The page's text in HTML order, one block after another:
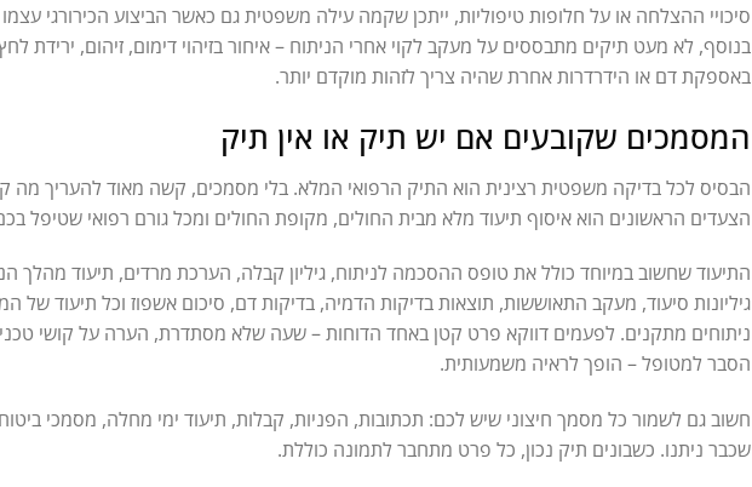
סיכויי ההצלחה או על חלופות טיפוליות, ייתכן שקמה עילה משפטית גם כאשר הביצוע הכירורגי
בנוסף, לא מעט תיקים מתבססים על מעקב לקוי אחרי הניתוח – איחור בזיהוי דימום, זיהום, ירידת
באספקת דם או הידרדרות אחרת שהיה צריך לזהות מוקדם יותר.
המסמכים שקובעים אם יש תיק או אין תיק
הבסיס לכל בדיקה משפטית רצינית הוא התיק הרפואי המלא. בלי מסמכים, קשה מאוד להעריך מה
הצעדים הראשונים הוא איסוף תיעוד מלא מבית החולים, מקופת החולים ומכל גורם רפואי שטיפל
התיעוד שחשוב במיוחד כולל את טופס ההסכמה לניתוח, גיליון קבלה, הערכת מרדים, תיעוד מהלך
גיליונות סיעוד, מעקב התאוששות, תוצאות בדיקות הדמיה, בדיקות דם, סיכום אשפוז וכל תיעוד של
ניתוחים מתקנים. לפעמים דווקא פרט קטן באחד הדוחות – שעה שלא מסתדרת, הערה על קושי
הסבר למטופל – הופך לראיה משמעותית.
חשוב גם לשמור כל מסמך חיצוני שיש לכם: תכתובות, הפניות, קבלות, תיעוד ימי מחלה, מסמכי
שכבר ניתנו. כשבונים תיק נכון, כל פרט מתחבר לתמונה כוללת.